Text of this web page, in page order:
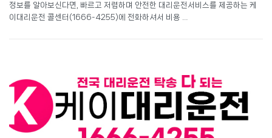
정보를 알아보신다면, 빠르고 저렴하며 안전한 대리운전서비스를 제공하는 케
이대리운전 콜센터(1666-4255)에 전화하셔서 비용 …